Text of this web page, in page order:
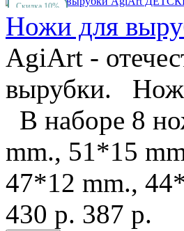
Скидка 10%
Ножи для
AgiArt -
вырубки.
В наборе 8
mm., 51*15
47*12 mm.,
430 р. 387 р.